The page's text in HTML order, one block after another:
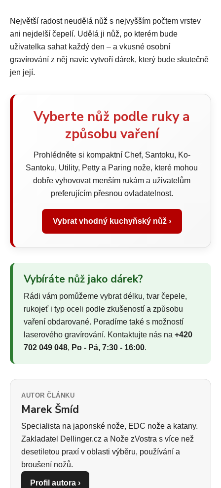
Největší radost neudělá nůž s nejvyšším počtem vrstev
ani nejdelší čepelí. Udělá ji nůž, po kterém bude
uživatelka sahat každý den – a vkusné osobní
gravírování z něj navíc vytvoří dárek, který bude skutečně
jen její.
Vyberte nůž podle ruky a
způsobu vaření
Prohlédněte si kompaktní Chef, Santoku, Ko-
Santoku, Utility, Petty a Paring nože, které mohou
dobře vyhovovat menším rukám a uživatelům
preferujícím přesnou ovladatelnost.
Vybrat vhodný kuchyňský nůž ›
Vybíráte nůž jako dárek?
Rádi vám pomůžeme vybrat délku, tvar čepele,
rukojeť i typ oceli podle zkušeností a způsobu
vaření obdarované. Poradíme také s možností
laserového gravírování. Kontaktujte nás na+420
702 049 048, Po - Pá, 7:30 - 16:00.
AUTOR ČLÁNKU
Marek Šmíd
Specialista na japonské nože, EDC nože a katany.
Zakladatel Dellinger.cz a Nože zVostra s více než
desetiletou praxí v oblasti výběru, používání a
broušení nožů.
Profil autora ›